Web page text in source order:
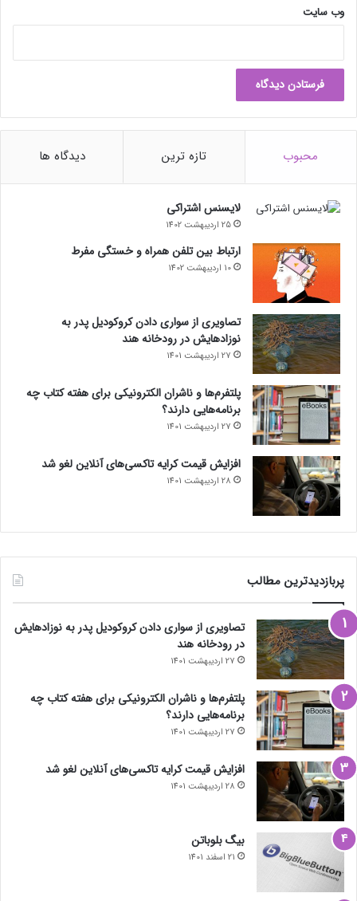
وب‌ سایت
محبوب تازه ترین دیدگاه ها
لایسنس اشتراکی
25 اردیبهشت 1402
ارتباط بین تلفن همراه و خستگی مفرط
10 اردیبهشت 1402
تصاویری از سواری دادن کروکودیل پدر به
نوزادهایش در رودخانه هند
27 اردیبهشت 1401
پلتفرم‌ها و ناشران الکترونیکی برای هفته کتاب چه
برنامه‌هایی دارند؟
27 اردیبهشت 1401
افزایش قیمت کرایه تاکسی‌های آنلاین لغو شد
28 اردیبهشت 1401
پربازدیدترین مطالب
تصاویری از سواری دادن کروکودیل پدر به نوزادهایش
در رودخانه هند
27 اردیبهشت 1401
پلتفرم‌ها و ناشران الکترونیکی برای هفته کتاب چه
برنامه‌هایی دارند؟
27 اردیبهشت 1401
افزایش قیمت کرایه تاکسی‌های آنلاین لغو شد
28 اردیبهشت 1401
بیگ بلوباتن
21 اسفند 1401